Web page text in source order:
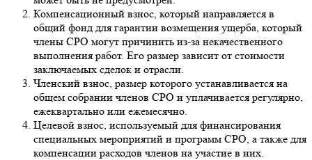
Компенсационный взнос, который направляется в
общий фонд для гарантии возмещения ущерба, который
члены СРО могут причинить из-за некачественного
выполнения работ. Его размер зависит от стоимости
заключаемых сделок и отрасли.
Членский взнос, размер которого устанавливается на
общем собрании членов СРО и уплачивается регулярно,
ежеквартально или ежемесячно.
Целевой взнос, используемый для финансирования
специальных мероприятий и программ СРО, а также для
компенсации расходов членов на участие в них.